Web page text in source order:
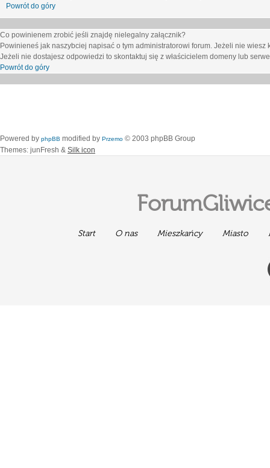
Powrót do góry
Co powinienem zrobić jeśli znajdę nielegalny załącznik?
Powinieneś jak naszybciej napisać o tym administratorowi forum. Jeżeli nie
Jeżeli nie dostajesz odpowiedzi to skontaktuj się z właścicielem domeny lub
Powrót do góry
Powered by phpBB modified by Przemo © 2003 phpBB Group
Themes: junFresh & Silk icon
Start O nas Mieszkańcy Miasto